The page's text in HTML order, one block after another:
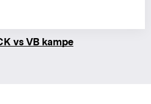
vs VB kampe